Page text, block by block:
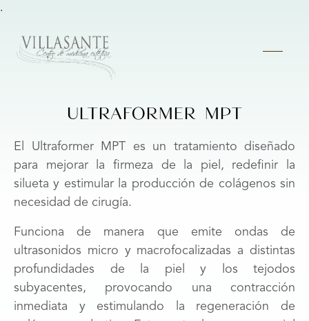
.
ULTRAFORMER MPT
El Ultraformer MPT es un tratamiento diseñado
para mejorar la firmeza de la piel, redefinir la
silueta y estimular la producción de colágenos sin
necesidad de cirugía.
Funciona de manera que emite ondas de
ultrasonidos micro y macrofocalizadas a distintas
profundidades de la piel y los tejodos
subyacentes, provocando una contracción
inmediata y estimulando la regeneración de